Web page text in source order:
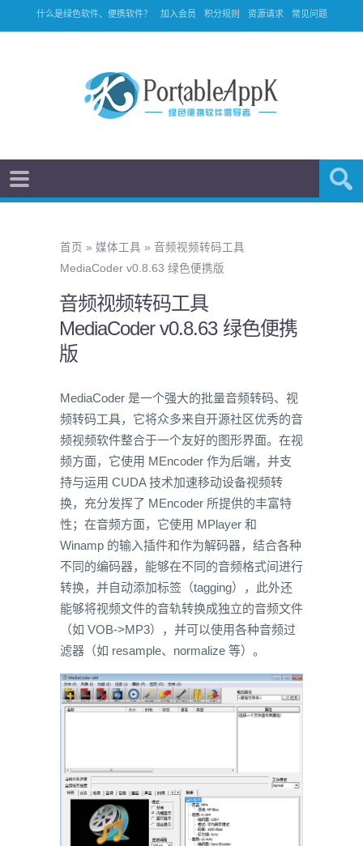
什么是绿色软件、便携软件？ 加入会员 积分规则 资源请求 常见问题
首页 » 媒体工具 » 音频视频转码工具
MediaCoder v0.8.63 绿色便携版
音频视频转码工具
MediaCoder v0.8.63 绿色便携
版
MediaCoder 是一个强大的批量音频转码、视
频转码工具，它将众多来自开源社区优秀的音
频视频软件整合于一个友好的图形界面。在视
频方面，它使用 MEncoder 作为后端，并支
持与运用 CUDA 技术加速移动设备视频转
换，充分发挥了 MEncoder 所提供的丰富特
性；在音频方面，它使用 MPlayer 和
Winamp 的输入插件和作为解码器，结合各种
不同的编码器，能够在不同的音频格式间进行
转换，并自动添加标签（tagging），此外还
能够将视频文件的音轨转换成独立的音频文件
（如 VOB->MP3），并可以使用各种音频过
滤器（如 resample、normalize 等）。